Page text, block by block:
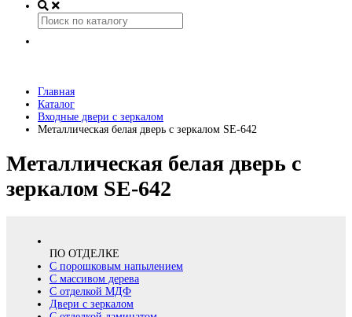
Главная
Каталог
Входные двери с зеркалом
Металлическая белая дверь с зеркалом SE-642
Металлическая белая дверь с
зеркалом SE-642
ПО ОТДЕЛКЕ
С порошковым напылением
С массивом дерева
С отделкой МДФ
Двери с зеркалом